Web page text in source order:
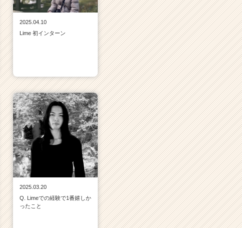
2025.04.10
Lime 初インターン
2025.03.20
Q. Limeでの経験で1番嬉しか
ったこと